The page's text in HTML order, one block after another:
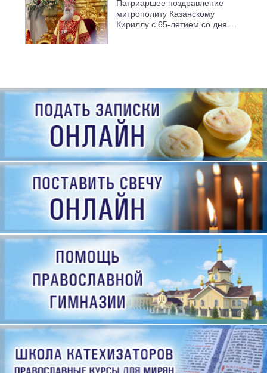
Патриаршее поздравление
митрополиту Казанскому
Кириллу с 65-летием со дня